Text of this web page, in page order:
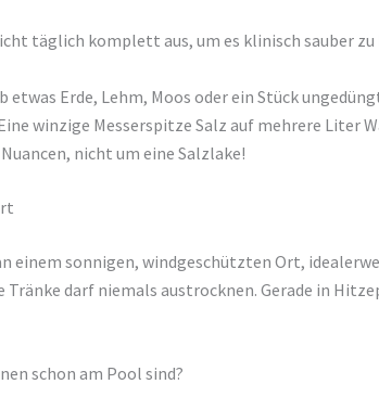
täglich komplett aus, um es klinisch sauber
etwas Erde, Lehm, Moos oder ein Stück
winzige Messerspitze Salz auf mehrere Liter
nicht um eine Salzlake!
einem sonnigen, windgeschützten Ort,
Tränke darf niemals austrocknen. Gerade in
schon am Pool sind?